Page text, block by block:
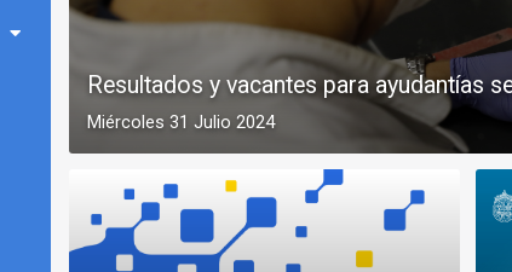
Resultados y vacantes para ayudantías
Miércoles 31 Julio 2024